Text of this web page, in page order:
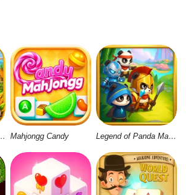
Farm Village Mahjongg Candy Legend of Panda Match 3 & Battle